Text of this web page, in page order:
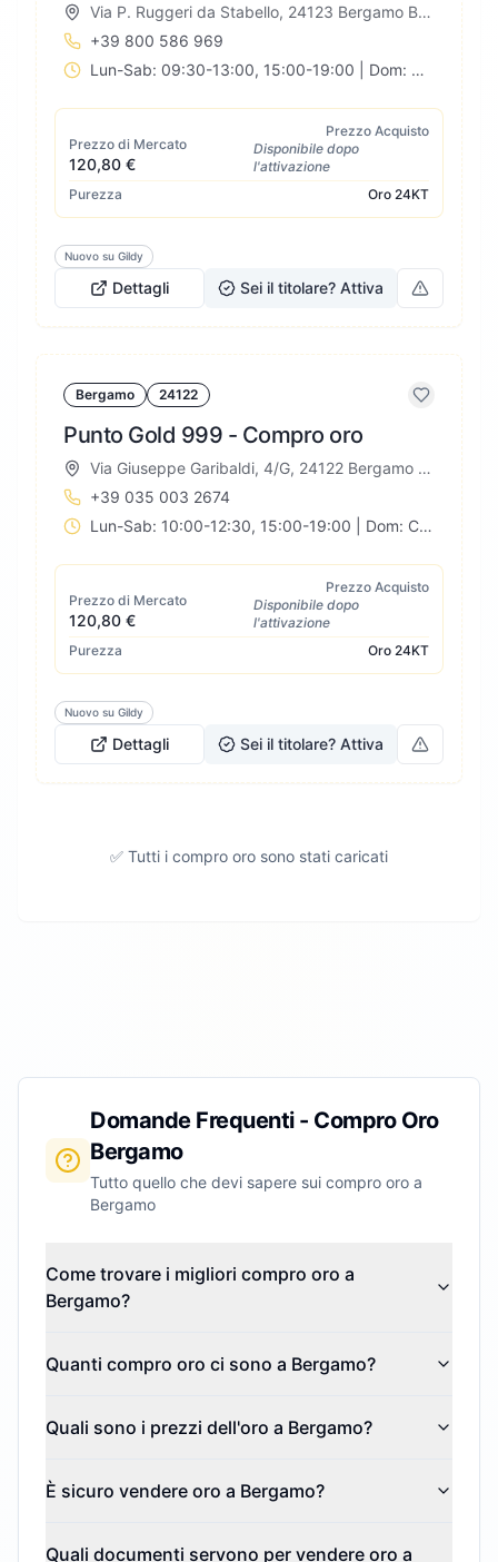
Via P. Ruggeri da Stabello, 24123 Bergamo BG, Italia
+39 800 586 969
Lun-Sab: 09:30-13:00, 15:00-19:00 | Dom: Chiuso
Prezzo di Mercato
120,80 €
Prezzo Acquisto
Disponibile dopo
l'attivazione
Purezza
Oro 24KT
Nuovo su Gildy
Dettagli Sei il titolare? Attiva
Bergamo 24122
Punto Gold 999 - Compro oro
Via Giuseppe Garibaldi, 4/G, 24122 Bergamo BG, Italia
+39 035 003 2674
Lun-Sab: 10:00-12:30, 15:00-19:00 | Dom: Chiuso
Prezzo di Mercato
120,80 €
Prezzo Acquisto
Disponibile dopo
l'attivazione
Purezza
Oro 24KT
Nuovo su Gildy
Dettagli Sei il titolare? Attiva
✅ Tutti i compro oro sono stati caricati
Domande Frequenti - Compro Oro
Bergamo
Tutto quello che devi sapere sui compro oro a
Bergamo
Come trovare i migliori compro oro a
Bergamo?
Quanti compro oro ci sono a Bergamo?
Quali sono i prezzi dell'oro a Bergamo?
È sicuro vendere oro a Bergamo?
Quali documenti servono per vendere oro a